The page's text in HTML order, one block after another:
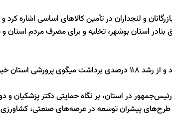
و‌ لنجداران در تأمین کالاهای اساسی اشاره کرد و
کالای اساسی از طریق بنادر استان بوشهر، تخلیه و برای مصرف مردم استان‌
استان خبر داد.
در استان، بر نگاه حمایتی دکتر پزشکیان و
طرح‌های پیشران توسعه در عرصه‌های صنعتی،